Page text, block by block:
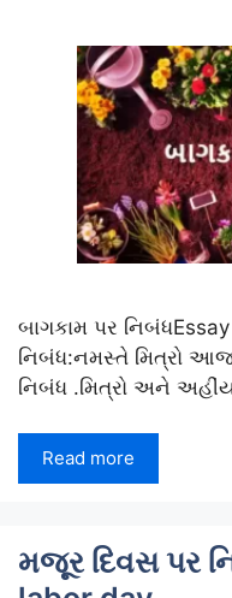
બાગકામ પર
નિબંધ:નમસ્તે મિત્રો
નિબંધ .મિત્રો અને
Read more
મજૂર દિવસ પર